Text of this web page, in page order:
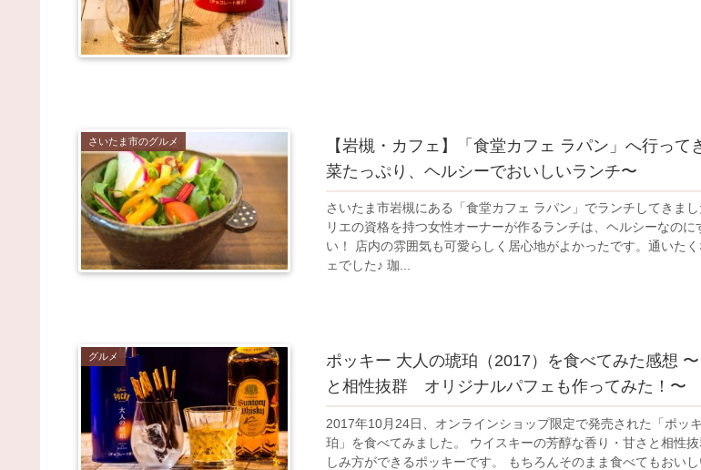
さいたま市のグルメ
【岩槻・カフェ】「食堂カフェ ラパン」へ行って
菜たっぷり、ヘルシーでおいしいランチ〜
さいたま市岩槻にある「食堂カフェ ラパン」でランチしてきま
リエの資格を持つ女性オーナーが作るランチは、ヘルシーなのに
い！ 店内の雰囲気も可愛らしく居心地がよかったです。通いた
ェでした♪ 珈...
グルメ
ポッキー 大人の琥珀（2017）を食べてみた感想
と相性抜群 オリジナルパフェも作ってみた！〜
2017年10月24日、オンラインショップ限定で発売された「ポッ
珀」を食べてみました。 ウイスキーの芳醇な香り・甘さと相性
しみ方ができるポッキーです。 もちろんそのまま食べてもおいし